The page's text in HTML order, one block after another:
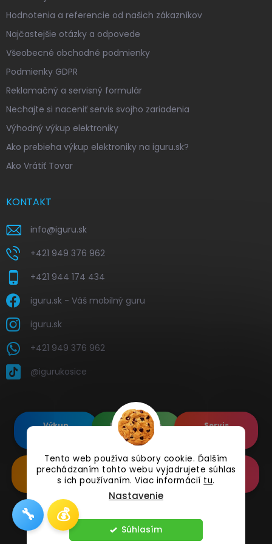
Tento web používa súbory cookie. Ďalším
prechádzaním tohto webu vyjadrujete súhlas
s ich používaním. Viac informácií tu.
Nastavenie
Súhlasím
Hodnotenia a referencie od našich zákazníkov
Najčastejšie otázky a odpovede
Všeobecné obchodné podmienky
Podmienky GDPR
Reklamačný a servisný formulár
Nechajte si naceniť servis svojho zariadenia
Výhodný výkup elektroniky
Ako prebieha výkup elektroniky na iguru.sk?
Ako Vrátiť Tovar
KONTAKT
info@iguru.sk
+421 949 376 962
+421 944 174 434
iguru.sk - Váš mobilný guru
iguru.sk
+421 949 376 962
@igurukosice
Výkup
Renovované
Apple's
Servis
Renovované
Samsung's
Doplnkové
Príslušenstvo
Online
Reklamácia
Copyright 2026 iguru.sk. Všetky práva vyhradené.
🔧 💰